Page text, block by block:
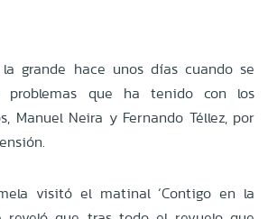
grande hace unos días cuando se
problemas que ha tenido con los
Manuel Neira y Fernando Téllez, por
visitó el matinal ‘Contigo en la